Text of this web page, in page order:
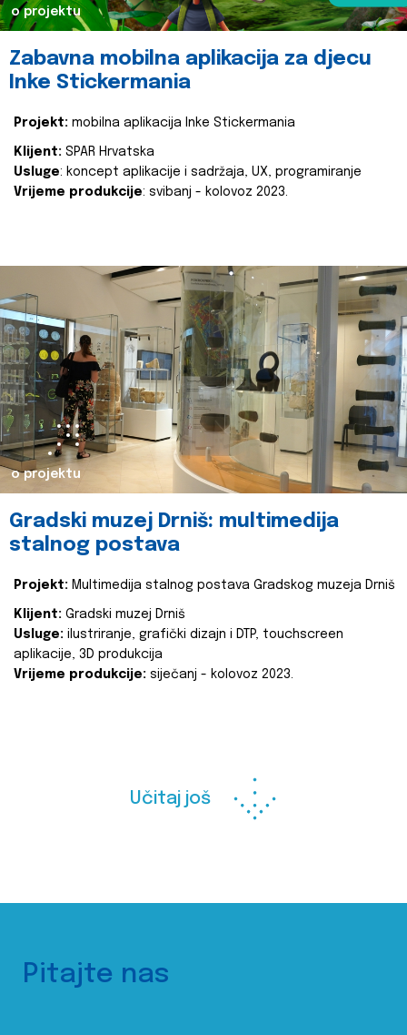
o projektu
Zabavna mobilna aplikacija za djecu
Inke Stickermania
Projekt: mobilna aplikacija Inke Stickermania
Klijent: SPAR Hrvatska
Usluge: koncept aplikacije i sadržaja, UX, programiranje
Vrijeme produkcije: svibanj - kolovoz 2023.
o projektu
Gradski muzej Drniš: multimedija
stalnog postava
Projekt: Multimedija stalnog postava Gradskog muzeja Drniš
Klijent: Gradski muzej Drniš
Usluge: ilustriranje, grafički dizajn i DTP, touchscreen
aplikacije, 3D produkcija
Vrijeme produkcije: siječanj - kolovoz 2023.
Učitaj još
Pitajte nas